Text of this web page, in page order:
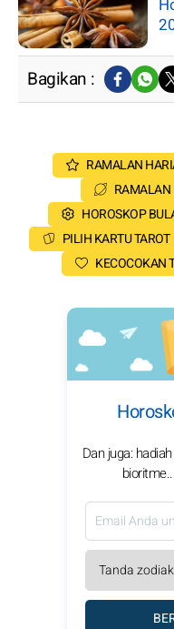
Bagikan :
RAMALAN
RAMALAN
HOROSKOP
PILIH KARTU TAROT
KECOCOKAN
Dan juga: